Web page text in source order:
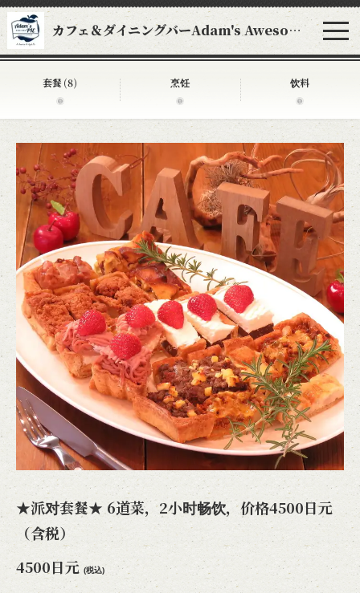
カフェ＆ダイニングバーAdam's Awesome Pie アダムスオーサムパイ
套餐 (8) 烹饪 饮料
★派对套餐★ 6道菜，2小时畅饮，价格4500日元
（含税）
4500日元 (税込)